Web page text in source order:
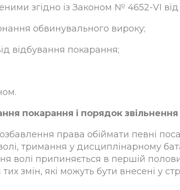
згідно із Законом № 4652-VI від
обвинувального вироку;
відбування покарання;
покарання і порядок звільнення
права обіймати певні
тримання у дисциплінарному
волі припиняється в першій
змін, які можуть бути внесені у